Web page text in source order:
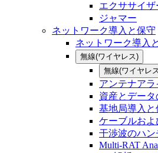
エクササイ
ジャマー
ネットワーク導入と保守
ネットワーク導入
無線(ワイヤレス)
無線(ワイヤレ
アンテナア
資産とデータ
基地局導入と
ケーブルお
干渉波のハン
Multi-RAT